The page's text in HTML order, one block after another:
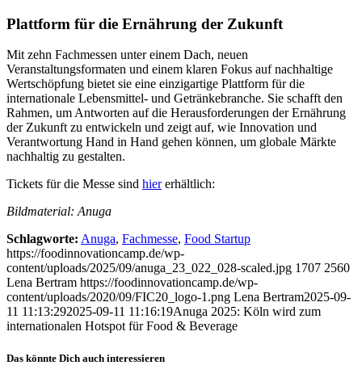
Plattform für die Ernährung der Zukunft
Mit zehn Fachmessen unter einem Dach, neuen
Veranstaltungsformaten und einem klaren Fokus auf nachhaltige
Wertschöpfung bietet sie eine einzigartige Plattform für die
internationale Lebensmittel- und Getränkebranche. Sie schafft den
Rahmen, um Antworten auf die Herausforderungen der Ernährung
der Zukunft zu entwickeln und zeigt auf, wie Innovation und
Verantwortung Hand in Hand gehen können, um globale Märkte
nachhaltig zu gestalten.
Tickets für die Messe sind hiererhältlich:
Bildmaterial: Anuga
Schlagworte: Anuga, Fachmesse, Food Startup
https://foodinnovationcamp.de/wp-
content/uploads/2025/09/anuga_23_022_028-scaled.jpg 1707 2560
Lena Bertram https://foodinnovationcamp.de/wp-
content/uploads/2020/09/FIC20_logo-1.png Lena Bertram2025-09-
11 11:13:292025-09-11 11:16:19Anuga 2025: Köln wird zum
internationalen Hotspot für Food & Beverage
Das könnte Dich auch interessieren